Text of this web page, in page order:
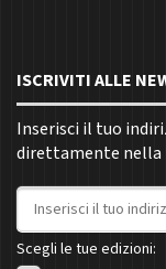
ISCRIVITI ALLE
Inserisci il tuo
direttamente nella
Indirizzo email
Scegli le tue edizioni: